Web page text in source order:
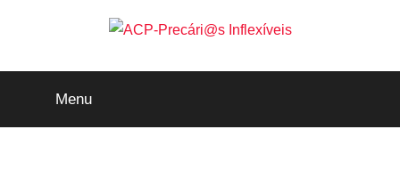
ACP-
Precári@s
Menu